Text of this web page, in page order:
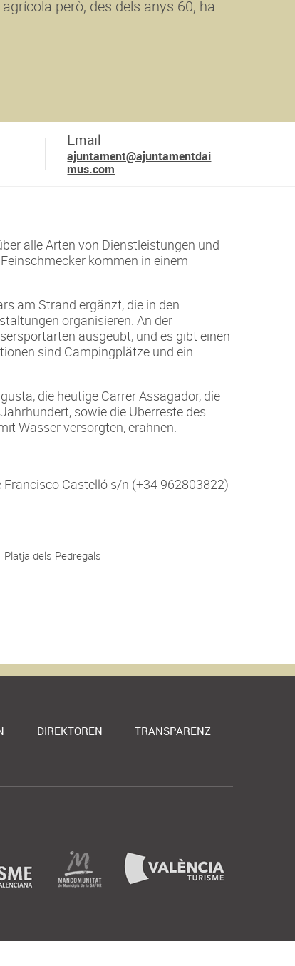
però, des dels anys 60, ha
Email
ajuntament@ajuntamentdai
mus.com
alle Arten von Dienstleistungen und
kommen in einem
am Strand ergänzt, die in den
organisieren. An der
ausgeübt, und es gibt einen
sind Campingplätze und ein
die heutige Carrer Assagador, die
sowie die Überreste des
Wasser versorgten, erahnen.
Francisco Castelló s/n (+34 962803822)
Platja dels Pedregals
DIREKTOREN TRANSPARENZ